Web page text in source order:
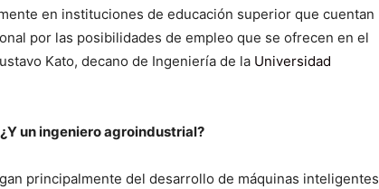
en instituciones de educación superior que cuentan
por las posibilidades de empleo que se ofrecen en el
Kato, decano de Ingeniería de la Universidad
un ingeniero agroindustrial?
principalmente del desarrollo de máquinas inteligentes